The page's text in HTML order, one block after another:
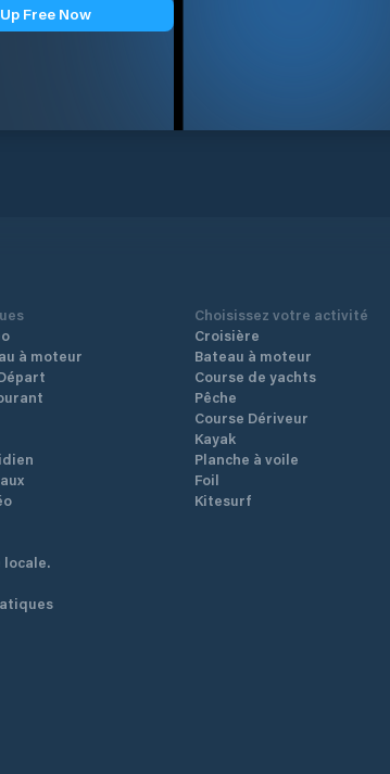
Free Now
à moteur
locale.
Choisissez votre activité
Croisière
Bateau à moteur
Course de yachts
Pêche
Course Dériveur
Kayak
Planche à voile
Foil
Kitesurf